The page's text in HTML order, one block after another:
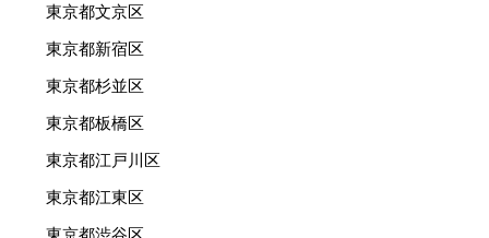
東京都文京区
東京都新宿区
東京都杉並区
東京都板橋区
東京都江戸川区
東京都江東区
東京都渋谷区